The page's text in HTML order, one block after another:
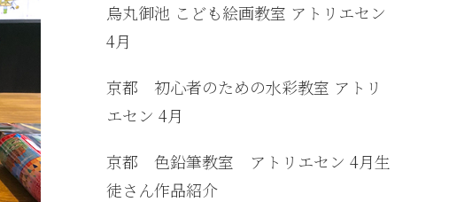
烏丸御池 こども絵画教室 アトリエセン
4月
京都 初心者のための水彩教室 アトリ
エセン 4月
京都 色鉛筆教室 アトリエセン 4月生
徒さん作品紹介